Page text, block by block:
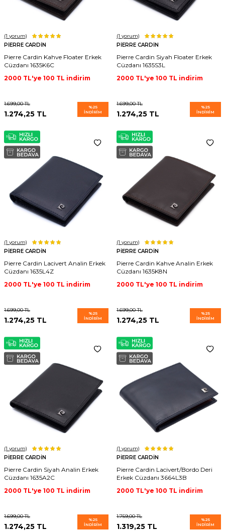
(1 yorum)
PIERRE CARDIN
Pierre Cardin Kahve Floater Erkek
Cüzdanı 1635K6C
2000 TL'ye 100 TL indirim
1.699,00TL
1.274,25 TL
%25
İNDIRIM
(1 yorum)
PIERRE CARDIN
Pierre Cardin Siyah Floater Erkek
Cüzdanı 1635S3L
2000 TL'ye 100 TL indirim
1.699,00TL
1.274,25 TL
%25
İNDIRIM
(1 yorum)
PIERRE CARDIN
Pierre Cardin Lacivert Analin Erkek
Cüzdanı 1635L4Z
2000 TL'ye 100 TL indirim
1.699,00TL
1.274,25 TL
%25
İNDIRIM
(1 yorum)
PIERRE CARDIN
Pierre Cardin Kahve Analin Erkek
Cüzdanı 1635K8N
2000 TL'ye 100 TL indirim
1.699,00TL
1.274,25 TL
%25
İNDIRIM
(1 yorum)
PIERRE CARDIN
Pierre Cardin Siyah Analin Erkek
Cüzdanı 1635A2C
2000 TL'ye 100 TL indirim
1.699,00TL
1.274,25 TL
%25
İNDIRIM
(1 yorum)
PIERRE CARDIN
Pierre Cardin Lacivert/Bordo Deri
Erkek Cüzdanı 3664L3B
2000 TL'ye 100 TL indirim
1.759,00TL
1.319,25 TL
%25
İNDIRIM